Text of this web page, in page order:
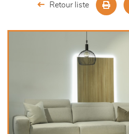
Retour liste